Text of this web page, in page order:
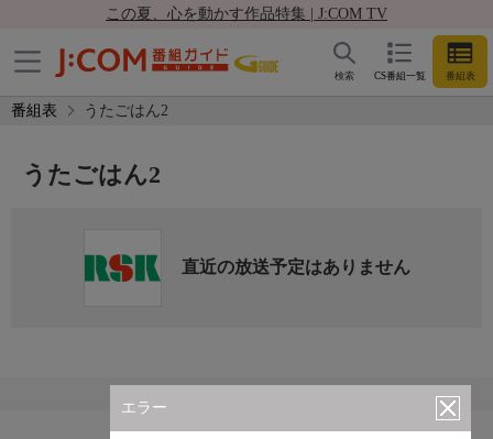
この夏、心を動かす作品特集 | J:COM TV
CS番組一覧 番組表
検索
番組表 うたごはん2
エラー
うたごはん2
直近の放送予定はありません